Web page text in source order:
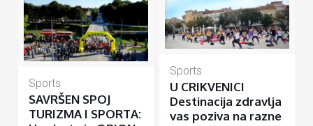
Sports
SAVRŠEN SPOJ
TURIZMA I SPORTA:
Sports
U CRIKVENICI
Destinacija zdravlja
vas poziva na razne